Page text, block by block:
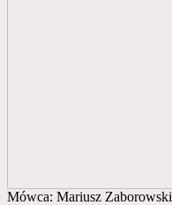
Mówca: Mariusz Zaborowski